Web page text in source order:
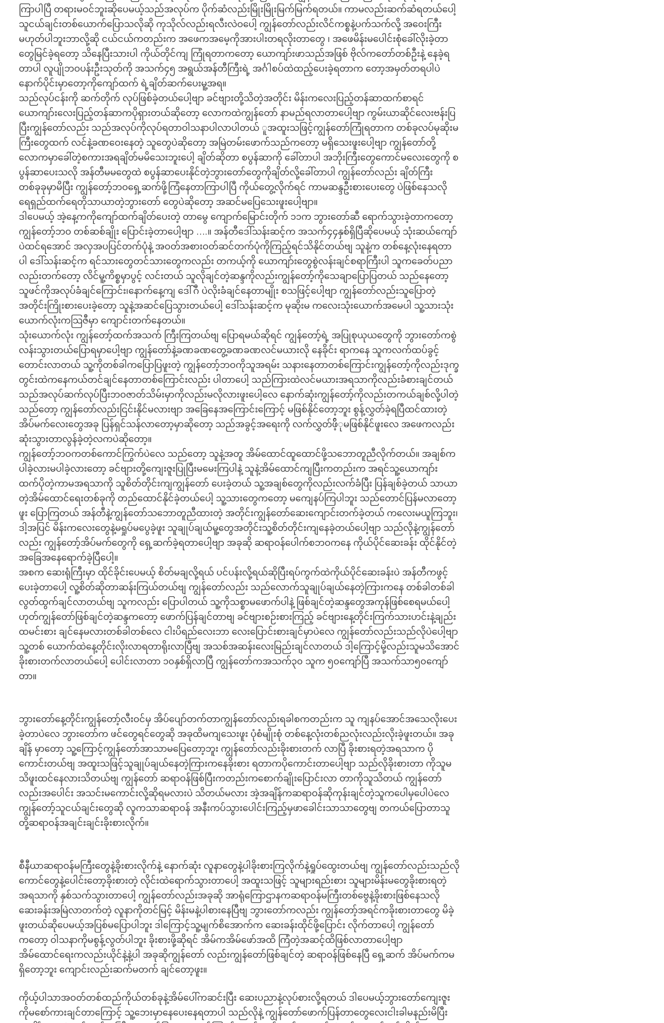
ကြာပါပြီ တရားမဝင်ဘူးဆိုပေမယ့်သည်အလုပ်က ပိုက်ဆံလည်းမြိုးမြိုးမြက်မြက်ရတယ်။ ကာမလည်းဆက်ဆံရတယ်ပေါ့
သူငယ်ချင်းတစ်ယောက်ပြောသလိုဆို ကုသိုလ်လည်းရလီးလဲဝပေါ့ ကျွန်တော်လည်းလိင်ကစ္စနဲ့ပက်သက်လို့ အဝေးကြီး
မဟုတ်ပါဘူးဘာလို့ဆို ငယ်ငယ်ကတည်းက အဖေကအမေ့ကိုအားပါးတရလိုးတာတွေ ၊ အဖေမိန်းမပေါင်းစုံခေါ်လိုးခဲ့တာ
တွေမြင်ခဲ့ရတော့ သိနေပြီးသားပါ ကိုယ်တိုင်ကျ ကြုံရတာကတော့ ယောကျာ်းဖာသည်အဖြစ် ဗိုလ်ကတော်တစ်ဦးနဲ့ နေခဲ့ရ
တာပါ လူပျိုဘဝပန်းဦးသုတ်ကို အသက်၄၅ အရွယ်အန်တီကြီးရဲ့ အင်္ဂါစပ်ထဲထည့်ပေးခဲ့ရတာက တော့အမှတ်တရပါပဲ
နောက်ပိုင်းမှာတော့ကိုကျော်ထက် ရဲ့ချိတ်ဆက်ပေးမူ့အရ။
သည်လုပ်ငန်းကို ဆက်တိုက် လုပ်ဖြစ်ခဲ့တယ်ပေါ့ဗျာ ခင်ဗျားတို့သိတဲ့အတိုင်း မိန်းကလေးပြည့်တန်ဆာထက်စာရင်
ယောကျာ်းလေးပြည့်တန်ဆာကပိုရှားတယ်ဆိုတော့ လောကထဲကျွန်တော် နာမည်ရလာတာပေါ့ဗျာ ကွမ်းယာဆိုင်လေးဗန်းပြ
ပြီးကျွန်တော်လည်း သည်အလုပ်ကိုလုပ်ရတာဝါသနာပါလာပါတယ် ူအထူးသဖြင့်ကျွန်တော်ကြုံရတာက တစ်ခုလပ်မုဆိုးမ
ကြီးတွေထက် လင်နဲ့ခဏဝေးနေတဲ့ သူတွေပဲဆိုတော့ အမြဲတမ်းဖောက်သည်ကတော့ မရှိသေးဖူးပေါ့ဗျာ ကျွန်တော်တို့
လောကမှာခေါ်တဲ့စကားအရချိတ်မမိသေးဘူးပေါ့ ချိတ်ဆိုတာ စပွန်ဆာကို ခေါ်တာပါ အဘိုးကြီးတွေကောင်မလေးတွေကို စ
ပွန်ဆာပေးသလို အန်တီမမတွေထဲ စပွန်ဆာပေးနိုင်တဲ့ဘွားတော်တွေကိုချိတ်လို့ခေါ်တာပါ ကျွန်တော်လည်း ချိတ်ကြီး
တစ်ခုခုမှာမိပြီး ကျွန်တော့်ဘဝရှေ့ဆက်ဖို့ကြံနေတာကြာပါပြီ ကိုယ်တွေ့လိုက်ရင် ကာမဆန္ဒဦးစားပေးတွေ ပဲဖြစ်နေသလို
ရေရှည်ထက်ရေတိုသာယာတဲ့ဘွားတော် တွေပဲဆိုတော့ အဆင်မပြေသေးဖူးပေါ့ဗျာ။
ဒါပေမယ့် အဲ့နေ့ကကိုကျော်ထက်ချိတ်ပေးတဲ့ တာမွေ ကျောက်မြောင်းတိုက် ၁၁က ဘွားတော်ဆီ ရောက်သွားခဲ့တာကတော့
ကျွန်တော့်ဘဝ တစ်ဆစ်ချိုး ပြောင်းခဲ့တာပေါ့ဗျာ ….။ အန်တီဒေါ်သန်းဆင့်က အသက်၄၄နှစ်ရှိပြီဆိုပေမယ့် သုံးဆယ်ကျော်
ပဲထင်ရအောင် အလှအပပြင်တက်ပုံနဲ့ အဝတ်အစားဝတ်ဆင်တက်ပုံကိုကြည့်ရင်သိနိုင်တယ်ဗျ သူနဲ့က တစ်နေ့လုံးနေရတာ
ပါ ဒေါ်သန်းဆင့်က ရင်သားတွေတင်သားတွေကလည်း တကယ့်ကို ယောကျာ်းတွေစွဲလန်းချင်စရာကြီးပါ သူကခေတ်ပညာ
လည်းတက်တော့ လိင်မူ့ကိစ္စမှာပွင့် လင်းတယ် သူလိုချင်တဲ့ဆန္ဒကိုလည်းကျွန်တော့်ကိုသေချာပြောပြတယ် သည်နေတော့
သူဖင်ကိုအလုပ်ခံချင်ကြောင်း၊နောက်နေ့ကျ ဒေါ်ဂီ ပဲလိုးခံချင်နေတာမျိုး စသဖြင့်ပေါ့ဗျာ ကျွန်တော်လည်းသူပြောတဲ့
အတိုင်းကြိုးစားပေးခဲ့တော့ သူနဲ့အဆင်ပြေသွားတယ်ပေါ့ ဒေါ်သန်းဆင့်က မုဆိုးမ ကလေးသုံးယောက်အမေပါ သူ့သားသုံး
ယောက်လုံးကသြဇီမှာ ကျောင်းတက်နေတယ်။
သုံးယောက်လုံး ကျွန်တော့်ထက်အသက် ကြီးကြတယ်ဗျ ပြောရမယ်ဆိုရင် ကျွန်တော့်ရဲ့ အပြုစုယုယတွေကို ဘွားတော်ကစွဲ
လန်းသွားတယ်ပြောရမှာပေါ့ဗျာ ကျွန်တော်နဲ့ခဏခဏတွေ့ခဏခဏလင်မယားလို နေခိုင်း ရာကနေ သူကလက်ထပ်ခွင့်
တောင်းလာတယ် သူ့ကိုတစ်ခါကပြောပြဖူးတဲ့ ကျွန်တော့်ဘဝကိုသူအရမ်း သနားနေတာတစ်ကြောင်းကျွန်တော့်ကိုလည်းဒုက္ခ
တွင်းထဲကနေကယ်တင်ချင်နေတာတစ်ကြောင်းလည်း ပါတာပေါ့ သည်ကြားထဲလင်မယားအရသာကိုလည်းခံစားချင်တယ်
သည်အလုပ်ဆက်လုပ်ပြီးဘဝဇာတ်သိမ်းမှာကိုလည်းမလိုလားဖူးပေါ့လေ နောက်ဆုံးကျွန်တော့်ကိုလည်းတကယ်ချစ်လို့ပါတဲ့
သည်တော့ ကျွန်တော်လည်းငြင်းနိုင်မလားဗျာ အခြေနေအကြောင်းကြောင့် မဖြစ်နိုင်တော့ဘူး စွန့်လွှတ်ခဲ့ရပြီထင်ထားတဲ့
အိပ်မက်လေးတွေအခု ပြန်ရှင်သန်လာတော့မှာဆိုတော့ သည်အခွင့်အရေးကို လက်လွှတ်ဖိ့်ုမဖြစ်နိုင်ဖူးလေ အဖေကလည်း
ဆုံးသွားတာလွန်ခဲ့တဲ့လကပဲဆိုတော့။
ကျွန်တော့်ဘဝကတစ်ကောင်ကြွက်ပဲလေ သည်တော့ သူနဲ့အတူ အိမ်ထောင်ထူထောင်ဖို့သဘောတူညီလိုက်တယ်။ အချစ်က
ပါခဲ့လားမပါခဲ့လားတော့ ခင်ဗျားတို့ကျေးဇူးပြုပြီးမမေးကြပါနဲ့ သူနဲ့အိမ်ထောင်ကျပြီးကတည်းက အရင်သူ့ယောကျာ်း
ထက်ပိုတဲ့ကာမအရသာကို သူစိတ်တိုင်းကျကျွန်တော် ပေးခဲ့တယ် သူ့အချစ်တွေကိုလည်းလက်ခံပြီး ပြန်ချစ်ခဲ့တယ် သာယာ
တဲ့အိမ်ထောင်ရေးတစ်ခုကို တည်ထောင်နိုင်ခဲ့တယ်ပေါ့ သူ့သားတွေကတော့ မကျေနပ်ကြပါဘူး သည်တောင်ပြန်မလာတော့
ဖူး ပြောကြတယ် အန်တီနဲ့ကျွန်တော်သဘောတူညီထားတဲ့ အတိုင်းကျွန်တော်ဆေးကျောင်းတက်ခဲ့တယ် ကလေးမယူကြဘူး၊
ဒါ့အပြင် မိန်းကလေးတွေနဲ့မရှုပ်မပွေခဲ့ဖူး သူချုပ်ချယ်မူ့တွေအတိုင်းသူ့စိတ်တိုင်းကျနေခဲ့တယ်ပေါ့ဗျာ သည်လိုနဲ့ကျွန်တော်
လည်း ကျွန်တော့်အိပ်မက်တွေကို ရှေ့ဆက်ခဲ့ရတာပေါ့ဗျာ အခုဆို ဆရာဝန်ပေါက်စဘဝကနေ ကိုယ်ပိုင်ဆေးခန်း ထိုင်နိုင်တဲ့
အခြေအနေရောက်ခဲ့ပြီပေါ့။
အစက ဆေးရုံကြီးမှာ ထိုင်ခိုင်းပေမယ့် စိတ်မချလို့ရယ် ပင်ပန်းလို့ရယ်ဆိုပြီးရပ်ကွက်ထဲကိုယ်ပိုင်ဆေးခန်းပဲ အန်တီကဖွင့်
ပေးခဲ့တာပေါ့ လူ့စိတ်ဆိုတာဆန်းကြယ်တယ်ဗျ ကျွန်တော်လည်း သည်လောက်သူချုပ်ချယ်နေတဲ့ကြားကနေ တစ်ခါတစ်ခါ
လွတ်ထွက်ချင်လာတယ်ဗျ သူကလည်း ပြောပါတယ် သူ့ကိုသစ္စာမဖောက်ပါနဲ့ ဖြစ်ချင်တဲ့ဆန္ဒတွေအကုန်ဖြစ်စေရမယ်ပေါ့
ဟုတ်ကျွန်တော်ဖြစ်ချင်တဲ့ဆန္ဒကတော့ ဖောက်ပြန်ချင်တာဗျ ခင်ဗျားစဉ်းစားကြည့် ခင်ဗျားနေ့တိုင်းကြက်သားဟင်းနဲ့ချည်း
ထမင်းစား ချင်နေမလားတစ်ခါတစ်လေ ငါးပိရည်လေးဘာ လေးပြောင်းစားချင်မှာပဲလေ ကျွန်တော်လည်းသည်လိုပဲပေါ့ဗျာ
သူ့တစ် ယောက်ထဲနေ့တိုင်းလိုးလာရတာရိုးလာပြီဗျ အသစ်အဆန်းလေးမြည်းချင်လာတယ် ဒါ့ကြောင့်မို့လည်းသူမသိအောင်
ခိုးစားတက်လာတယ်ပေါ့ ပေါင်းလာတာ ၁၀နှစ်ရှိလာပြီ ကျွန်တော်ကအသက်၃၀ သူက ၅၀ကျော်ပြီ အသက်သာ၅၀ကျော်
တာ။
ဘွားတော်နေ့တိုင်းကျွန်တော့်လီးဝင်မှ အိပ်ပျော်တက်တာကျွန်တော်လည်းရခါစကတည်းက သူ ကျနပ်အောင်အသေလိုးပေး
ခဲ့တာပဲလေ ဘွားတော်က ဖင်တွေရင်တွေဆို အခုထိမကျသေးဖူး ပုံစံမျိုးစုံ တစ်နေ့လုံးတစ်ညလုံးလည်းလိုးခဲ့ဖူးတယ်။ အခု
ချိန် မှာတော့ သူ့ကြောင့်ကျွန်တော်အာသာမပြေတော့ဘူး ကျွန်တော်လည်းခိုးစားတက် လာပြီ ခိုးစားရတဲ့အရသာက ပို
ကောင်းတယ်ဗျ အထူးသဖြင့်သူချုပ်ချယ်နေတဲ့ကြားကနေခိုးစား ရတာကပိုကောင်းတာပေါ့ဗျာ သည်လိုခိုးစားတာ ကိုသူမ
သိဖူးထင်နေလားသိတယ်ဗျ ကျွန်တော် ဆရာဝန်ဖြစ်ပြီးကတည်းကစောက်ချိုးပြောင်းလာ တာကိုသူသိတယ် ကျွန်တော်
လည်းအပေါင်း အသင်းမကောင်းလို့ဆိုရမလားပဲ သိတယ်မလား အဲ့အချိန်ကဆရာဝန်ဆိုကုန်းချင်တဲ့သူကပေါမှပေါပဲလေ
ကျွန်တော့်သူငယ်ချင်းတွေဆို လူကသာဆရာဝန် အနီးကပ်သွားပေါင်းကြည့်မှဖာခေါင်းသာသာတွေဗျ တကယ်ပြောတာသူ
တို့ဆရာဝန်အချင်းချင်းခိုးစားလိုက်။
စီနီယာဆရာဝန်မကြီးတွေနဲ့ခိုးစားလိုက်နဲ့ နောက်ဆုံး လူနာတွေနဲ့ပါခိုးစားကြလိုက်နဲ့ရှုပ်ထွေးတယ်ဗျ ကျွန်တော်လည်းသည်လို
ကောင်တွေနဲ့ပေါင်းတော့ခိုးစားတဲ့ လိုင်းထဲရောက်သွားတာပေါ့ အထူးသဖြင့် သူများရည်းစား သူများမိန်းမတွေခိုးစားရတဲ့
အရသာကို နှစ်သက်သွားတာပေါ့ ကျွန်တော်လည်းအခုဆို အာရုံကြောဌာနကဆရာဝန်မကြီးတစ်ဗွေနဲ့ခိုးစားဖြစ်နေသလို
ဆေးခန်းအမြဲလာတက်တဲ့ လူနာကိုတင်မြင့် မိန်းမနဲ့ပါစားနေပြီဗျ ဘွားတော်ကလည်း ကျွန်တော့်အရင်ကခိုးစားတာတွေ မိခဲ့
ဖူးတယ်ဆိုပေမယ့်အပြစ်မပြောပါဘူး ဒါကြောင့်သူ့မျက်စိအောက်က ဆေးခန်းထိုင်ဖို့ပြောင်း လိုက်တာပေါ့ ကျွန်တော်
ကတော့ ဝါသနာကိုမစွန့်လွတ်ပါဘူး ခိုးစားဖို့ဆိုရင် အိမ်ကအိမ်ဖော်အထိ ကြံတဲ့အဆင့်ထိဖြစ်လာတာပေါ့ဗျာ
အိမ်ထောင်ရေးကလည်းယိုင်နဲ့နဲ့ပါ အခုဆိုကျွန်တော် လည်းကျွန်တော်ဖြစ်ချင်တဲ့ ဆရာဝန်ဖြစ်နေပြီ ရှေ့ဆက် အိပ်မက်ကမ
ရှိတော့ဘူး ကျောင်းလည်းဆက်မတက် ချင်တော့ဖူး။
ကိုယ့်ပါသာအဝတ်တစ်ထည်ကိုယ်တစ်ခုနဲ့အိမ်ပေါ်ကဆင်းပြီး ဆေးပညာနဲ့လုပ်စားလို့ရတယ် ဒါပေမယ့်ဘွားတော်ကျေးဇူး
ကိုမစော်ကားချင်တာကြောင့် သူ့ဘေးမှာနေပေးနေရတာပါ သည်လိုနဲ့ ကျွန်တော်ဖောက်ပြန်တာတွေလေးငါးခါမနည်းမိပြီး